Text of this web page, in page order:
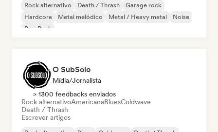
Rock alternativo Death / Thrash
Garage rock
Hardcore
Metal melódico Metal / Heavy metal
Noise
Pop Punk
O SubSolo
Mídia/Jornalista
> 1300 feedbacks enviados
Rock alternativoAmericanaBluesColdwave
Death / Thrash
Escrever artigos